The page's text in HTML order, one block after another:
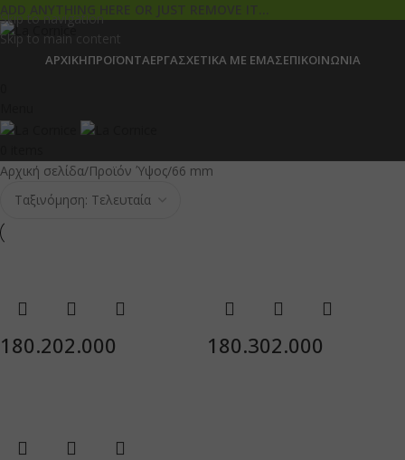
Skip to navigation
Skip to main content
ADD ANYTHING HERE OR JUST REMOVE IT…
ΑΡΧΙΚΉΠΡΟΪΌΝΤΑΈΡΓΑΣΧΕΤΙΚΆ ΜΕ ΕΜΆΣΕΠΙΚΟΙΝΩΝΊΑ
Αρχική σελίδα Προϊόν Ύψος 66 mm
180.202.000 180.302.000